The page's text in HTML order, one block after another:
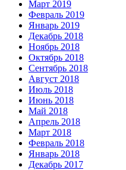
Март 2019
Февраль 2019
Январь 2019
Декабрь 2018
Ноябрь 2018
Октябрь 2018
Сентябрь 2018
Август 2018
Июль 2018
Июнь 2018
Май 2018
Апрель 2018
Март 2018
Февраль 2018
Январь 2018
Декабрь 2017